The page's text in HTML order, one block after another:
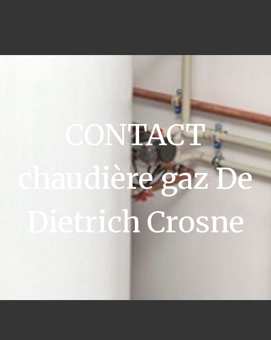
CONTACT
chaudière gaz De
Dietrich Crosne